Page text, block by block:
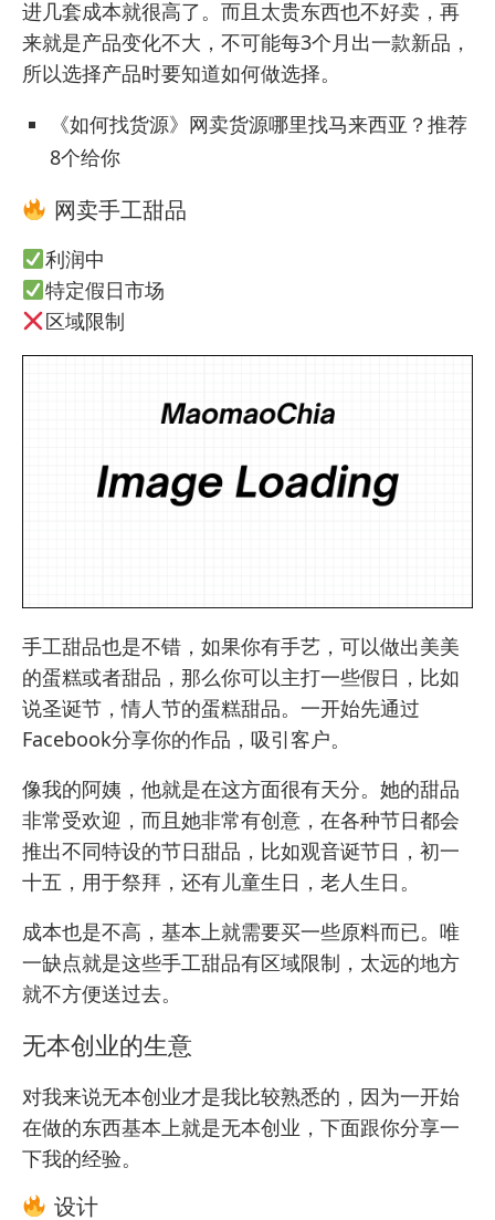
进几套成本就很高了。而且太贵东西也不好卖，再
来就是产品变化不大，不可能每3个月出一款新品，
所以选择产品时要知道如何做选择。
《如何找货源》网卖货源哪里找马来西亚？推荐
8个给你
网卖手工甜品
利润中
特定假日市场
区域限制
手工甜品也是不错，如果你有手艺，可以做出美美
的蛋糕或者甜品，那么你可以主打一些假日，比如
说圣诞节，情人节的蛋糕甜品。一开始先通过
Facebook分享你的作品，吸引客户。
像我的阿姨，他就是在这方面很有天分。她的甜品
非常受欢迎，而且她非常有创意，在各种节日都会
推出不同特设的节日甜品，比如观音诞节日，初一
十五，用于祭拜，还有儿童生日，老人生日。
成本也是不高，基本上就需要买一些原料而已。唯
一缺点就是这些手工甜品有区域限制，太远的地方
就不方便送过去。
无本创业的生意
对我来说无本创业才是我比较熟悉的，因为一开始
在做的东西基本上就是无本创业，下面跟你分享一
下我的经验。
设计